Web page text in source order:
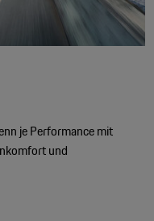
je Performance mit
und